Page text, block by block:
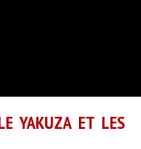
YAKUZA ET LES